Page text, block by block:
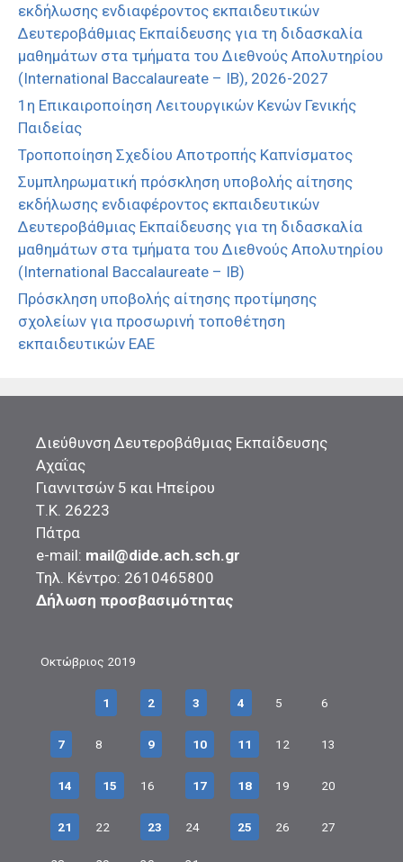
εκδήλωσης ενδιαφέροντος εκπαιδευτικών
Δευτεροβάθμιας Εκπαίδευσης για τη διδασκαλία
μαθημάτων στα τμήματα του Διεθνούς Απολυτηρίου
(International Baccalaureate – IB), 2026-2027
1η Επικαιροποίηση Λειτουργικών Κενών Γενικής
Παιδείας
Τροποποίηση Σχεδίου Αποτροπής Καπνίσματος
Συμπληρωματική πρόσκληση υποβολής αίτησης
εκδήλωσης ενδιαφέροντος εκπαιδευτικών
Δευτεροβάθμιας Εκπαίδευσης για τη διδασκαλία
μαθημάτων στα τμήματα του Διεθνούς Απολυτηρίου
(International Baccalaureate – IB)
Πρόσκληση υποβολής αίτησης προτίμησης
σχολείων για προσωρινή τοποθέτηση
εκπαιδευτικών ΕΑΕ
Διεύθυνση Δευτεροβάθμιας Εκπαίδευσης
Αχαΐας
Γιαννιτσών 5 και Ηπείρου
Τ.Κ. 26223
Πάτρα
e-mail: mail@dide.ach.sch.gr
Τηλ. Κέντρο: 2610465800
Δήλωση προσβασιμότητας
Οκτώβριος 2019
1 2 3 4 5 6
7 8 9 10 11 12 13
14 15 16 17 18 19 20
21 22 23 24 25 26 27